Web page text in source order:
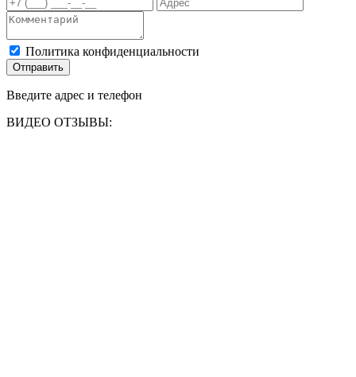
Политика конфиденциальности
Отправить
Введите адрес и телефон
ВИДЕО ОТЗЫВЫ: